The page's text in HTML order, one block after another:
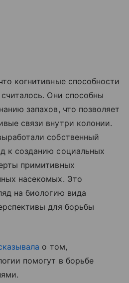
когнитивные способности
Они способны
запахов, что позволяет
связи внутри колонии.
собственный
к созданию социальных
примитивных
насекомых. Это
на биологию вида
для борьбы
о том,
помогут в борьбе